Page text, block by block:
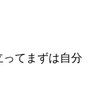
てまずは自分